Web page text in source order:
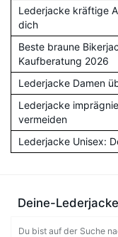
Lederjacke kräftige
dich
Beste braune
Kaufberatung 2026
Lederjacke Damen
Lederjacke
vermeiden
Lederjacke Unisex:
Deine-
Du bist auf der Suche